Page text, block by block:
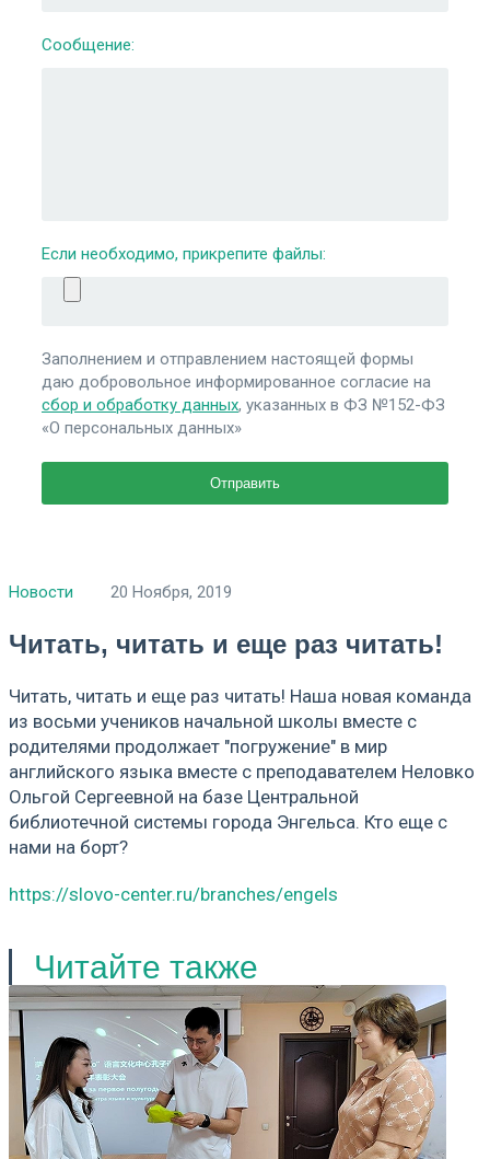
Сообщение:
Если необходимо, прикрепите файлы:
Заполнением и отправлением настоящей формы
даю добровольное информированное согласие на
сбор и обработку данных, указанных в ФЗ №152-ФЗ
«О персональных данных»
Новости 20 Ноября, 2019
Читать, читать и еще раз читать!
Читать, читать и еще раз читать! Наша новая команда
из восьми учеников начальной школы вместе с
родителями продолжает "погружение" в мир
английского языка вместе с преподавателем Неловко
Ольгой Сергеевной на базе Центральной
библиотечной системы города Энгельса. Кто еще с
нами на борт?
https://slovo-center.ru/branches/engels
Читайте также